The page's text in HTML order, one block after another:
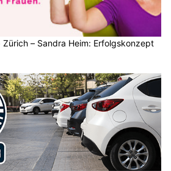
– Sandra Heim: Erfolgskonzept